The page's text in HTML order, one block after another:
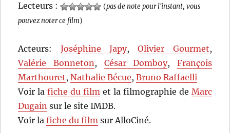
Lecteurs : (pas de note pour l'instant, vous
pouvez noter ce film)
Acteurs: Joséphine Japy,Olivier Gourmet,
Valérie Bonneton, César Domboy, François
Marthouret,Nathalie Bécue,Bruno Raffaelli
Voir lafiche du film et la filmographie de Marc
Dugain sur le site IMDB.
Voir lafiche du film sur AlloCiné.